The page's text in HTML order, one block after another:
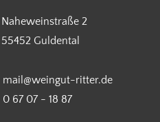
Naheweinstraße 2
55452 Guldental
mail@weingut-ritter.de
0 67 07 - 18 87